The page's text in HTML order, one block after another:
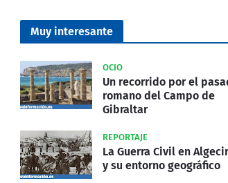
Muy interesante
OCIO
Un recorrido por el
romano del Campo de
Gibraltar
REPORTAJE
La Guerra Civil en
y su entorno geográfico